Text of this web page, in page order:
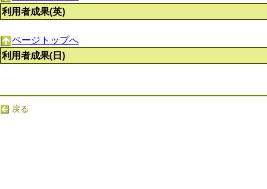
利用者成果(英)
ページトップへ
利用者成果(日)
戻る